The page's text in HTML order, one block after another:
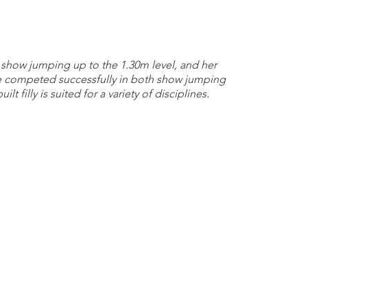
jumping up to the 1.30m level, and her
competed successfully in both show jumping
filly is suited for a variety of disciplines.